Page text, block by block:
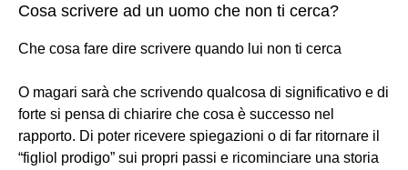
Cosa scrivere ad un uomo che non ti cerca?
Che cosa fare dire scrivere quando lui non ti cerca
O magari sarà che scrivendo qualcosa di significativo e di
forte si pensa di chiarire che cosa è successo nel
rapporto. Di poter ricevere spiegazioni o di far ritornare il
“figliol prodigo” sui propri passi e ricominciare una storia